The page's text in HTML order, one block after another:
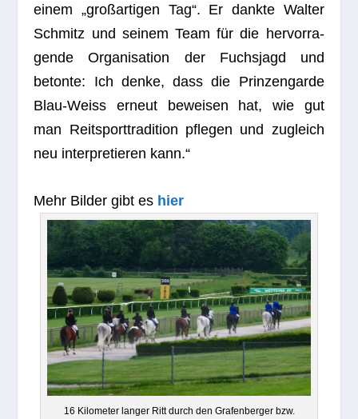
einem „groß­ar­ti­gen Tag“. Er dankte Wal­ter
Schmitz und sei­nem Team für die her­vor­ra­
gende Orga­ni­sa­tion der Fuchs­jagd und
betonte: Ich denke, dass die Prin­zen­garde
Blau-Weiss erneut bewei­sen hat, wie gut
man Reit­sport­tra­di­tion pfle­gen und zugleich
neu inter­pre­tie­ren kann.“
Mehr Bil­der gibt es hier
16 Kilo­me­ter lan­ger Ritt durch den Gra­fen­ber­ger bzw.